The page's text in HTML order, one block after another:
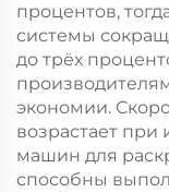
процентов,
системы
до трёх
экономии.
возрастает при
машин для
способны